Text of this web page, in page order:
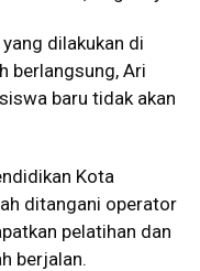
dilakukan di
berlangsung, Ari
baru tidak akan
Kota
ditangani operator
pelatihan dan
berjalan.